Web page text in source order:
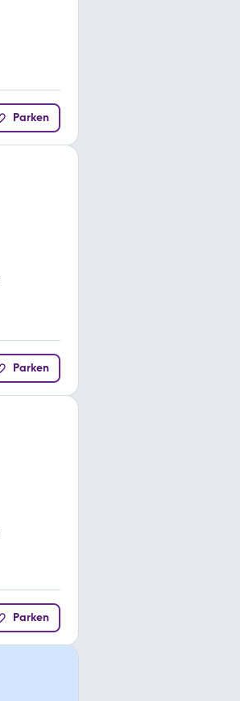
Parken
Parken
Parken